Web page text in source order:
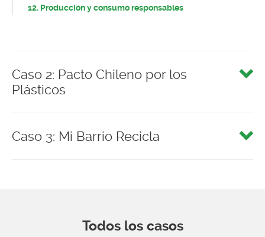
12. Producción y consumo responsables
Caso 2: Pacto Chileno por los
Plásticos
Caso 3: Mi Barrio Recicla
Todos los casos